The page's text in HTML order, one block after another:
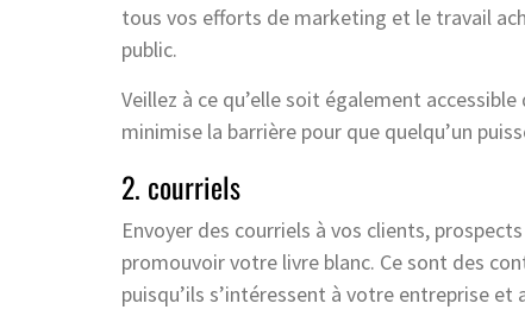
tous vos efforts de marketing et le travail
public.
Veillez à ce qu’elle soit également
minimise la barrière pour que quelqu’un
2. courriels
Envoyer des courriels à vos clients,
promouvoir votre livre blanc. Ce sont des
puisqu’ils s’intéressent à votre entreprise